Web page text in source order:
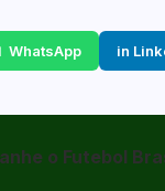
WhatsApp in
o Futebol